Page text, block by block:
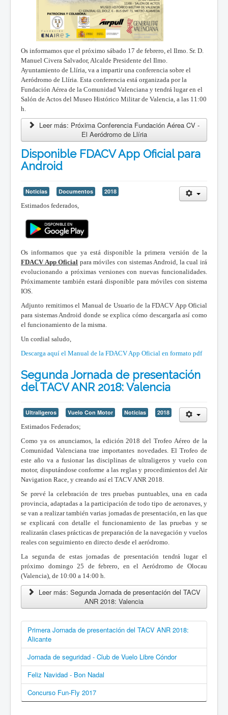
Os informamos que el próximo sábado 17 de febrero, el Ilmo. Sr. D.
Manuel Civera Salvador, Alcalde Presidente del Ilmo.
Ayuntamiento de Llíria, va a impartir una conferencia sobre el
Aeródromo de Llíria. Esta conferencia está organizada por la
Fundación Aérea de la Comunidad Valenciana y tendrá lugar en el
Salón de Actos del Museo Histórico Militar de Valencia, a las 11:00
h.
Leer más: Próxima Conferencia Fundación Aérea CV -
El Aeródromo de Llíria
Disponible FDACV App Oficial para
Android
Noticias Documentos
2018
Estimados federados,
Os informamos que ya está disponible la primera versión de la
FDACV App Oficial para móviles con sistemas Android, la cual irá
evolucionando a próximas versiones con nuevas funcionalidades.
Próximamente también estará disponible para móviles con sistema
IOS.
Adjunto remitimos el Manual de Usuario de la FDACV App Oficial
para sistemas Android donde se explica cómo descargarla así como
el funcionamiento de la misma.
Un cordial saludo,
Descarga aquí el Manual de la FDACV App Oficial en formato pdf
Segunda Jornada de presentación
del TACV ANR 2018: Valencia
Ultraligeros Vuelo Con Motor Noticias
2018
Estimados Federados;
Como ya os anunciamos, la edición 2018 del Trofeo Aéreo de la
Comunidad Valenciana trae importantes novedades. El Trofeo de
este año va a fusionar las disciplinas de ultraligeros y vuelo con
motor, disputándose conforme a las reglas y procedimientos del Air
Navigation Race, y creando así el TACV ANR 2018.
Se prevé la celebración de tres pruebas puntuables, una en cada
provincia, adaptadas a la participación de todo tipo de aeronaves, y
se van a realizar también varias jornadas de presentación, en las que
se explicará con detalle el funcionamiento de las pruebas y se
realizarán clases prácticas de preparación de la navegación y vuelos
reales con seguimiento en directo desde el aeródromo.
La segunda de estas jornadas de presentación tendrá lugar el
próximo domingo 25 de febrero, en el Aeródromo de Olocau
(Valencia), de 10:00 a 14:00 h.
Leer más: Segunda Jornada de presentación del TACV
ANR 2018: Valencia
Primera Jornada de presentación del TACV ANR 2018:
Alicante
Jornada de seguridad - Club de Vuelo Libre Cóndor
Feliz Navidad - Bon Nadal
Concurso Fun-Fly 2017